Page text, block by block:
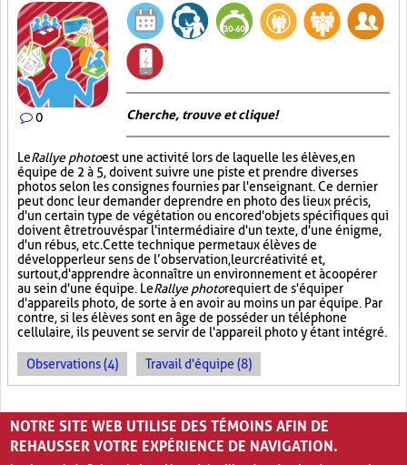
0 Cherche, trouve et clique !
LeRallye photoest une activité lors de laquelle les élèves, en
équipe de 2 à 5, doivent suivre une piste et prendre diverses
photos selon les consignes fournies par l'enseignant. Ce dernier
peut donc leur demander de prendre en photo des lieux précis,
d'un certain type de végétation ou encore d'objets spécifiques qui
doivent être trouvés par l'intermédiaire d'un texte, d'une énigme,
d'un rébus, etc. Cette technique permet aux élèves de
développer leur sens de l’observation, leur créativité et,
surtout, d'apprendre à connaître un environnement et à coopérer
au sein d'une équipe. LeRallye photorequiert de s'équiper
d'appareils photo, de sorte à en avoir au moins un par équipe. Par
contre, si les élèves sont en âge de posséder un téléphone
cellulaire, ils peuvent se servir de l'appareil photo y étant intégré.
Observations (4) Travail d'équipe (8)
PAGES
« ‹ 1 2 3 4 5 › »
NOTRE SITE WEB UTILISE DES TÉMOINS AFIN DE
REHAUSSER VOTRE EXPÉRIENCE DE NAVIGATION.